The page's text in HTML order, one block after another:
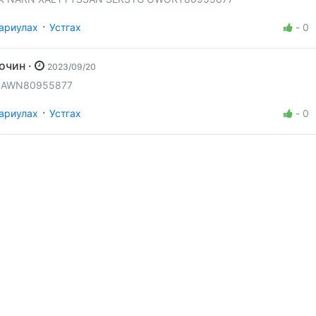
· Устгах - 0
Зочин · 2023/09/20
· Устгах - 0